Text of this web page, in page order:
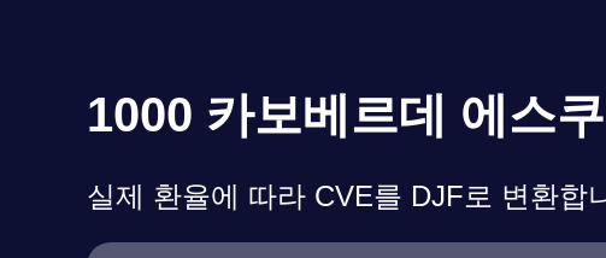
1000 카보베르데 에스
실제 환율에 따라 CVE를 DJF로 변환합